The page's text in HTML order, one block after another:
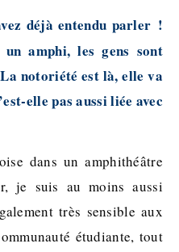
déjà entendu parler !
amphi, les gens sont
notoriété est là, elle va
elle pas aussi liée avec
dans un amphithéâtre
je suis au moins aussi
très sensible aux
étudiante, tout